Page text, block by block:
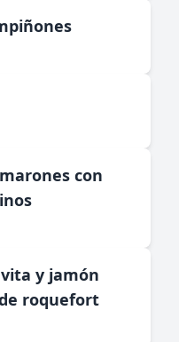
con
y jamón
roquefort